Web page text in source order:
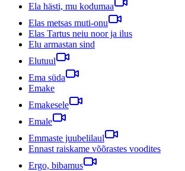
Ela hästi, mu kodumaa
Elas metsas muti-onu
Elas Tartus neiu noor ja ilus
Elu armastan sind
Elutuul
Ema süda
Emake
Emakesele
Emale
Emmaste juubelilaul
Ennast raiskame võõrastes voodites
Ergo, bibamus